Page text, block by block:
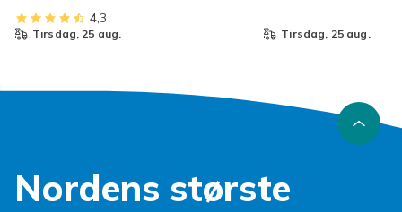
4,3
tirsdag, 25 aug. tirsdag, 25 aug.
Nordens største